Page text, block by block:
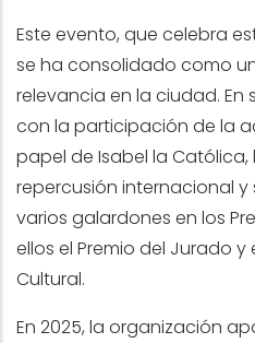
Este evento, que celebra
se ha consolidado como
relevancia en la ciudad.
con la participación de la
papel de Isabel la
repercusión internacional
varios galardones en los
ellos el Premio del Jurado y
Cultural.
En 2025, la organización